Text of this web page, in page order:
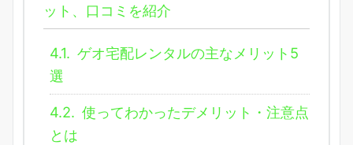
ット、口コミを紹介
4.1. ゲオ宅配レンタルの主なメリット5
選
4.2. 使ってわかったデメリット・注意点
とは